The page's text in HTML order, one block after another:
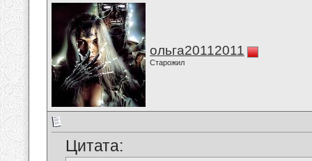
ольга20112011
Старожил
Цитата: